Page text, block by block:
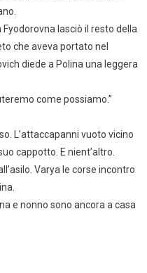
lasciò il resto della
che aveva portato nel
diede a Polina una leggera
come possiamo.”
L’attaccapanni vuoto vicino
cappotto. E nient’altro.
Varya le corse incontro
e nonno sono ancora a casa